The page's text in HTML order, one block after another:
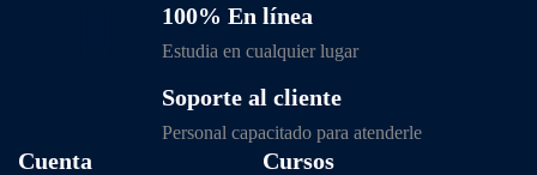
100% En línea
Estudia en cualquier lugar
Soporte al cliente
Personal capacitado para atenderle
Cuenta Cursos